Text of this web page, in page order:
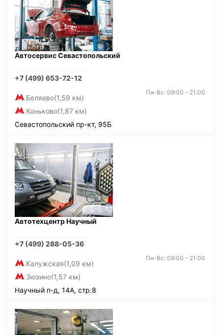
Автосервис Севастопольский
+7 (499) 653-72-12
Беляево(1,59 км)
Коньково(1,87 км)
Пн-Вс: 09:00 - 21:00
Севастопольский пр-кт, 95Б
Автотехцентр Научный
+7 (499) 288-05-36
Калужская(1,09 км)
Зюзино(1,57 км)
Пн-Вс: 09:00 - 21:00
Научный п-д, 14А, стр.8